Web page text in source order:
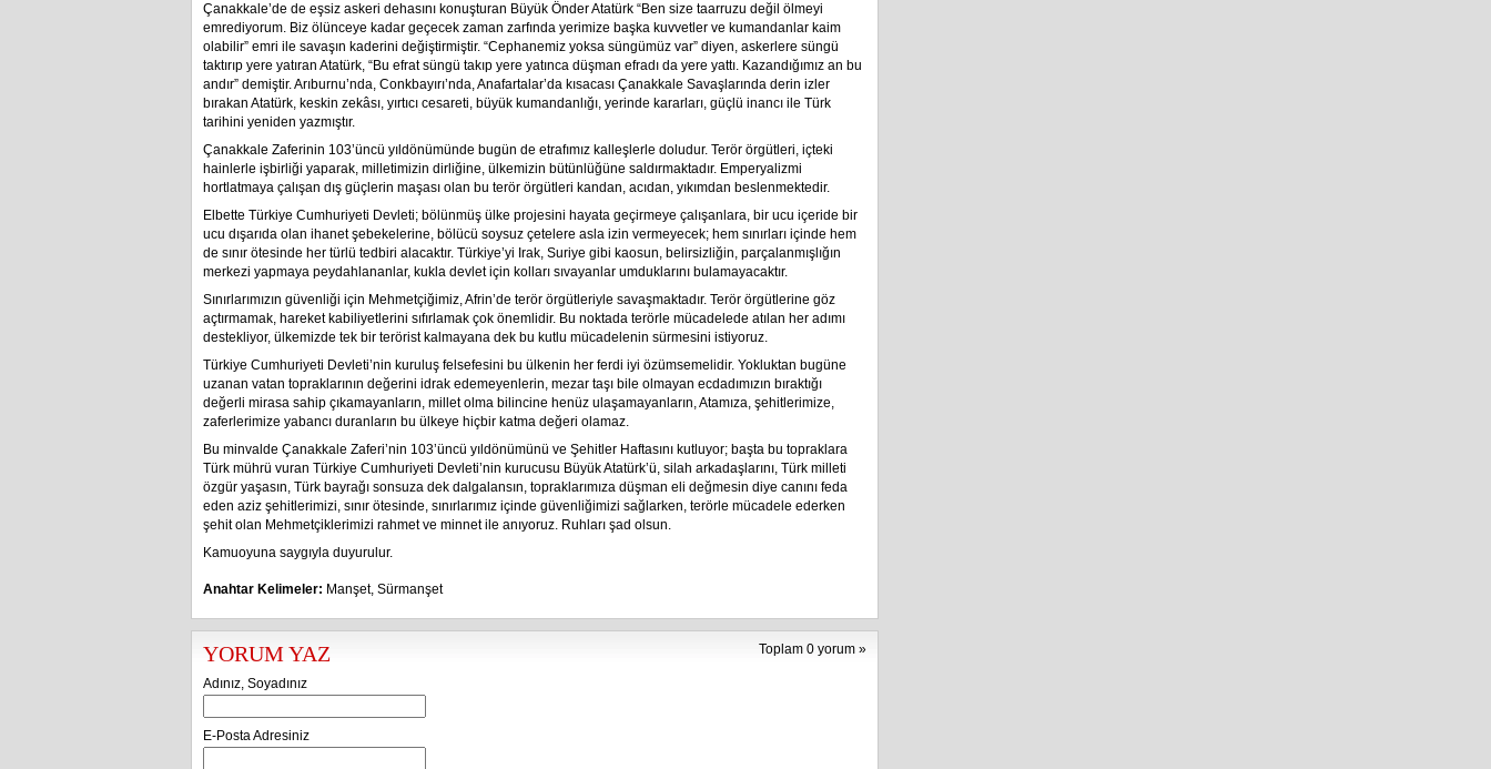
Çanakkale’de de eşsiz askeri dehasını konuşturan Büyük Önder Atatürk “Ben size taarruzu değil ölmeyi
emrediyorum. Biz ölünceye kadar geçecek zaman zarfında yerimize başka kuvvetler ve kumandanlar kaim
olabilir” emri ile savaşın kaderini değiştirmiştir. “Cephanemiz yoksa süngümüz var” diyen, askerlere süngü
taktırıp yere yatıran Atatürk, “Bu efrat süngü takıp yere yatınca düşman efradı da yere yattı. Kazandığımız an bu
andır” demiştir. Arıburnu’nda, Conkbayırı’nda, Anafartalar’da kısacası Çanakkale Savaşlarında derin izler
bırakan Atatürk, keskin zekâsı, yırtıcı cesareti, büyük kumandanlığı, yerinde kararları, güçlü inancı ile Türk
tarihini yeniden yazmıştır.
Çanakkale Zaferinin 103’üncü yıldönümünde bugün de etrafımız kalleşlerle doludur. Terör örgütleri, içteki
hainlerle işbirliği yaparak, milletimizin dirliğine, ülkemizin bütünlüğüne saldırmaktadır. Emperyalizmi
hortlatmaya çalışan dış güçlerin maşası olan bu terör örgütleri kandan, acıdan, yıkımdan beslenmektedir.
Elbette Türkiye Cumhuriyeti Devleti; bölünmüş ülke projesini hayata geçirmeye çalışanlara, bir ucu içeride bir
ucu dışarıda olan ihanet şebekelerine, bölücü soysuz çetelere asla izin vermeyecek; hem sınırları içinde hem
de sınır ötesinde her türlü tedbiri alacaktır. Türkiye’yi Irak, Suriye gibi kaosun, belirsizliğin, parçalanmışlığın
merkezi yapmaya peydahlananlar, kukla devlet için kolları sıvayanlar umduklarını bulamayacaktır.
Sınırlarımızın güvenliği için Mehmetçiğimiz, Afrin’de terör örgütleriyle savaşmaktadır. Terör örgütlerine göz
açtırmamak, hareket kabiliyetlerini sıfırlamak çok önemlidir. Bu noktada terörle mücadelede atılan her adımı
destekliyor, ülkemizde tek bir terörist kalmayana dek bu kutlu mücadelenin sürmesini istiyoruz.
Türkiye Cumhuriyeti Devleti’nin kuruluş felsefesini bu ülkenin her ferdi iyi özümsemelidir. Yokluktan bugüne
uzanan vatan topraklarının değerini idrak edemeyenlerin, mezar taşı bile olmayan ecdadımızın bıraktığı
değerli mirasa sahip çıkamayanların, millet olma bilincine henüz ulaşamayanların, Atamıza, şehitlerimize,
zaferlerimize yabancı duranların bu ülkeye hiçbir katma değeri olamaz.
Bu minvalde Çanakkale Zaferi’nin 103’üncü yıldönümünü ve Şehitler Haftasını kutluyor; başta bu topraklara
Türk mührü vuran Türkiye Cumhuriyeti Devleti’nin kurucusu Büyük Atatürk’ü, silah arkadaşlarını, Türk milleti
özgür yaşasın, Türk bayrağı sonsuza dek dalgalansın, topraklarımıza düşman eli değmesin diye canını feda
eden aziz şehitlerimizi, sınır ötesinde, sınırlarımız içinde güvenliğimizi sağlarken, terörle mücadele ederken
şehit olan Mehmetçiklerimizi rahmet ve minnet ile anıyoruz. Ruhları şad olsun.
Kamuoyuna saygıyla duyurulur.
Anahtar Kelimeler: Manşet, Sürmanşet
Toplam 0 yorum »
YORUM YAZ
Adınız, Soyadınız
E-Posta Adresiniz